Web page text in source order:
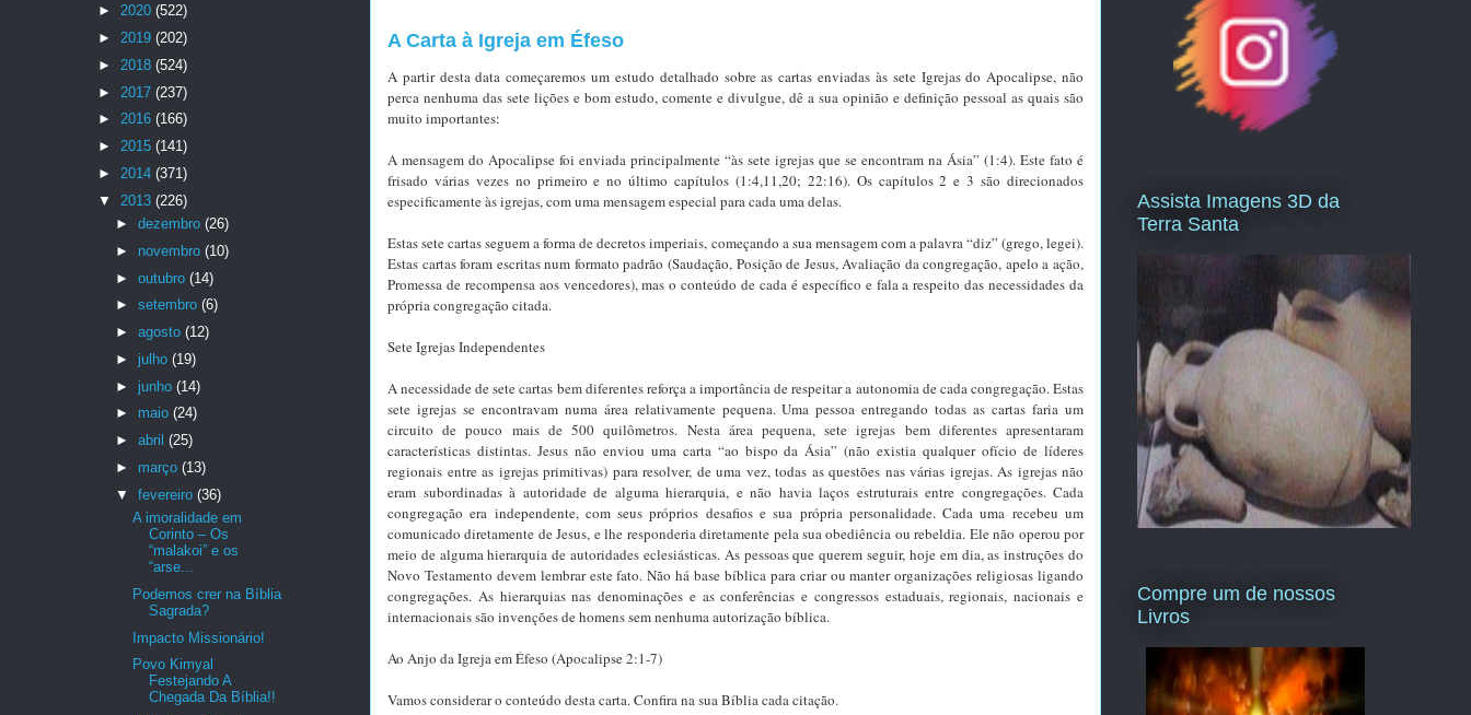
A Carta à Igreja em Éfeso
A partir desta data começaremos um estudo detalhado sobre as cartas enviadas às sete Igrejas do Apocalipse, não
perca nenhuma das sete lições e bom estudo, comente e divulgue, dê a sua opinião e definição pessoal as quais são
muito importantes:
A mensagem do Apocalipse foi enviada principalmente “às sete igrejas que se encontram na Ásia” (1:4). Este fato é
frisado várias vezes no primeiro e no último capítulos (1:4,11,20; 22:16). Os capítulos 2 e 3 são direcionados
especificamente às igrejas, com uma mensagem especial para cada uma delas.
Estas sete cartas seguem a forma de decretos imperiais, começando a sua mensagem com a palavra “diz” (grego, legei).
Estas cartas foram escritas num formato padrão (Saudação, Posição de Jesus, Avaliação da congregação, apelo a ação,
Promessa de recompensa aos vencedores), mas o conteúdo de cada é específico e fala a respeito das necessidades da
própria congregação citada.
Sete Igrejas Independentes
A necessidade de sete cartas bem diferentes reforça a importância de respeitar a autonomia de cada congregação. Estas
sete igrejas se encontravam numa área relativamente pequena. Uma pessoa entregando todas as cartas faria um
circuito de pouco mais de 500 quilômetros. Nesta área pequena, sete igrejas bem diferentes apresentaram
características distintas. Jesus não enviou uma carta “ao bispo da Ásia” (não existia qualquer ofício de líderes
regionais entre as igrejas primitivas) para resolver, de uma vez, todas as questões nas várias igrejas. As igrejas não
eram subordinadas à autoridade de alguma hierarquia, e não havia laços estruturais entre congregações. Cada
congregação era independente, com seus próprios desafios e sua própria personalidade. Cada uma recebeu um
comunicado diretamente de Jesus, e lhe responderia diretamente pela sua obediência ou rebeldia. Ele não operou por
meio de alguma hierarquia de autoridades eclesiásticas. As pessoas que querem seguir, hoje em dia, as instruções do
Novo Testamento devem lembrar este fato. Não há base bíblica para criar ou manter organizações religiosas ligando
congregações. As hierarquias nas denominações e as conferências e congressos estaduais, regionais, nacionais e
internacionais são invenções de homens sem nenhuma autorização bíblica.
Ao Anjo da Igreja em Éfeso (Apocalipse 2:1-7)
Vamos considerar o conteúdo desta carta. Confira na sua Bíblia cada citação.
► 2020 (522)
► 2019 (202)
► 2018 (524)
► 2017 (237)
► 2016 (166)
► 2015 (141)
► 2014 (371)
▼ 2013 (226)
► dezembro (26)
► novembro (10)
► outubro (14)
► setembro (6)
► agosto (12)
► julho (19)
► junho (14)
► maio (24)
► abril (25)
► março (13)
▼ fevereiro (36)
A imoralidade em
Corinto – Os
“malakoi” e os
“arse...
Podemos crer na Bíblia
Sagrada?
Impacto Missionário!
Povo Kimyal
Festejando A
Chegada Da Bíblia!!
Assista Imagens 3D da
Terra Santa
Compre um de nossos
Livros